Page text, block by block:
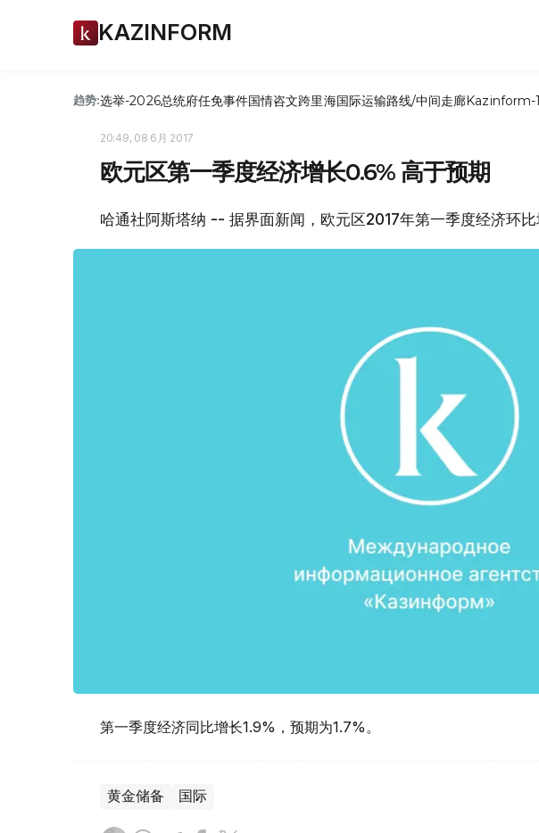
KAZINFORM
趋势:选举-2026总统府任免事件国情咨文跨里海国际运输路线/中间走廊Kazinform-
20:49, 08 6月 2017
欧元区第一季度经济增长0.6% 高于预期
哈通社阿斯塔纳 -- 据界面新闻，欧元区2017年第一季度经济环
第一季度经济同比增长1.9%，预期为1.7%。
黄金储备 国际